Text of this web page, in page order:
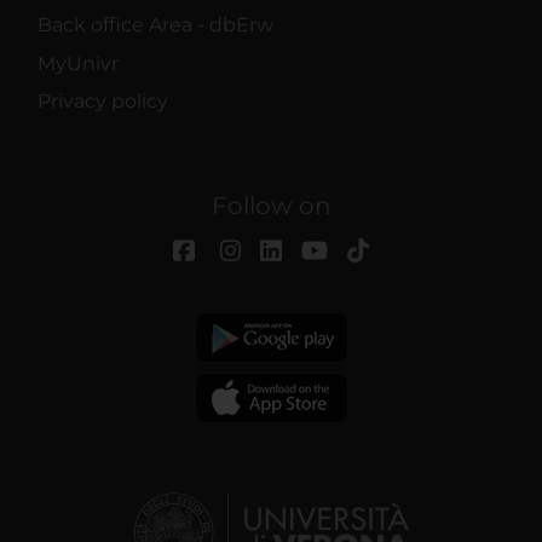
Back office Area - dbErw
MyUnivr
Privacy policy
Follow on